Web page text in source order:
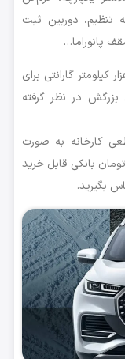
صندلی برقی با 3 حافظه تنظیم، دوربین ثبت
پانوراما…
تیگو 8 هایبرید 7 سال یا 200 هزار کیلومتر گارانتی برای
بزرگش در نظر گرفته
کارخانه به صورت
با وام 1.4 میلیارد تومان بانکی قابل خرید